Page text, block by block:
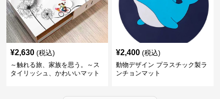
¥2,630 (税込)
～触れる旅、家族を思う。～ス
タイリッシュ、かわいいマット
¥2,400 (税込)
動物デザイン プラスチック製ラ
ンチョンマット